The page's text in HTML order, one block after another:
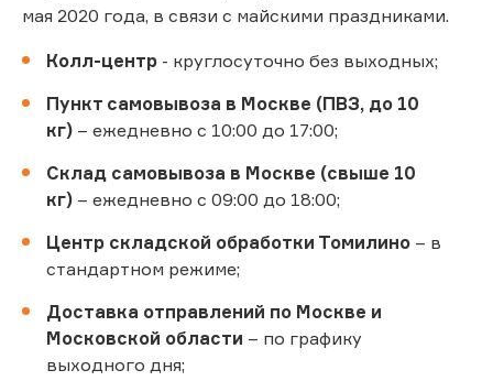
мая 2020 года, в связи с майскими праздниками.
Колл-центр - круглосуточно без выходных;
Пункт самовывоза в Москве (ПВЗ, до 10
кг) – ежедневно с 10:00 до 17:00;
Склад самовывоза в Москве (свыше 10
кг) – ежедневно с 09:00 до 18:00;
Центр складской обработки Томилино – в
стандартном режиме;
Доставка отправлений по Москве и
Московской области – по графику
выходного дня;